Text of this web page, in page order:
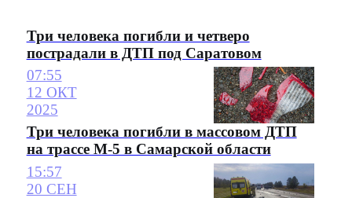
Три человека погибли и четверо
пострадали в ДТП под Саратовом
07:55
12 ОКТ
2025
Три человека погибли в массовом ДТП
на трассе М-5 в Самарской области
15:57
20 СЕН